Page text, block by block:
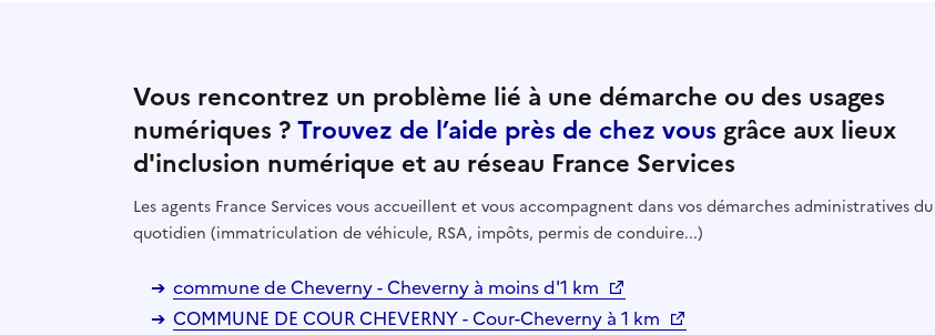
Vous rencontrez un problème lié à une démarche ou des usages
numériques ?Trouvez de l’aide près de chez vous grâce aux lieux
d'inclusion numérique et au réseau France Services
Les agents France Services vous accueillent et vous accompagnent dans vos démarches administratives du
quotidien (immatriculation de véhicule, RSA, impôts, permis de conduire...)
commune de Cheverny - Cheverny à moins d'1 km
COMMUNE DE COUR CHEVERNY - Cour-Cheverny à 1 km